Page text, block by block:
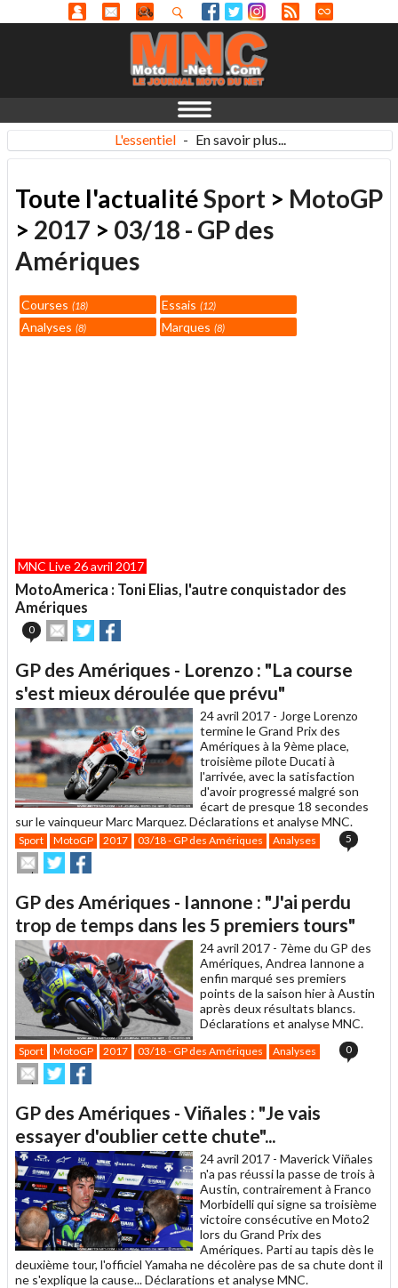
L'essentiel - En savoir plus...
Toute l'actualitéSport > MotoGP
> 2017 > 03/18 - GP des
Amériques
Courses 18 Essais 12
Analyses 8 Marques 8
MNC Live 26 avril 2017
MotoAmerica : Toni Elias, l'autre conquistador des
Amériques
0
Envoyer
cet
à
un
ami
Partager
sur sur
GP des Amériques - Lorenzo : "La course
s'est mieux déroulée que prévu"
24 avril 2017 - Jorge Lorenzo
termine le Grand Prix des
Amériques à la 9ème place,
troisième pilote Ducati à
l'arrivée, avec la satisfaction
d'avoir progressé malgré son
écart de presque 18 secondes
sur le vainqueur Marc Marquez. Déclarations et analyse MNC.
Sport MotoGP 2017 03/18 - GP des Amériques Analyses 5
Envoyer
cet
à
un
ami
Partager
sur
sur
GP des Amériques - Iannone : "J'ai perdu
trop de temps dans les 5 premiers tours"
24 avril 2017 - 7ème du GP des
Amériques, Andrea Iannone a
enfin marqué ses premiers
points de la saison hier à Austin
après deux résultats blancs.
Déclarations et analyse MNC.
Sport MotoGP 2017 03/18 - GP des Amériques Analyses 0
Envoyer
cet
à
un
ami
Partager
sur
sur
GP des Amériques - Viñales : "Je vais
essayer d'oublier cette chute"...
24 avril 2017 - Maverick Viñales
n'a pas réussi la passe de trois à
Austin, contrairement à Franco
Morbidelli qui signe sa troisième
victoire consécutive en Moto2
lors du Grand Prix des
Amériques. Parti au tapis dès le
deuxième tour, l'officiel Yamaha ne décolère pas de sa chute dont il
ne s'explique la cause... Déclarations et analyse MNC.